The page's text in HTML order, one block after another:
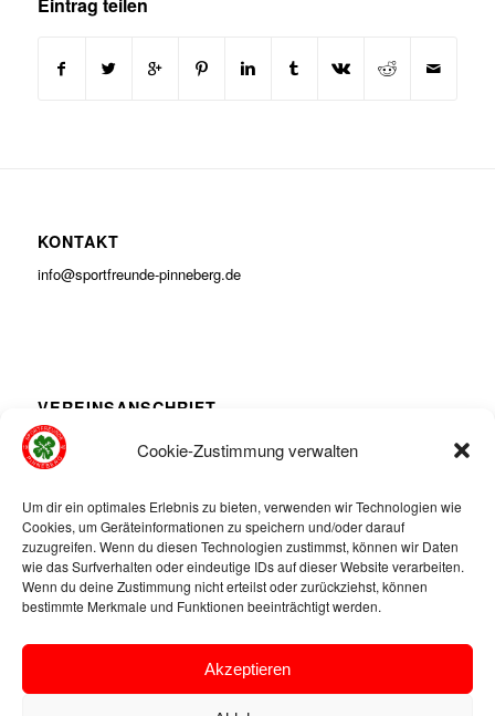
Cookie-Zustimmung verwalten
Um dir ein optimales Erlebnis zu bieten, verwenden wir Technologien wie
Cookies, um Geräteinformationen zu speichern und/oder darauf
zuzugreifen. Wenn du diesen Technologien zustimmst, können wir Daten
wie das Surfverhalten oder eindeutige IDs auf dieser Website verarbeiten.
Wenn du deine Zustimmung nicht erteilst oder zurückziehst, können
bestimmte Merkmale und Funktionen beeinträchtigt werden.
Akzeptieren
Eintrag teilen
KONTAKT
info@sportfreunde-pinneberg.de
VEREINSANSCHRIFT
Müssentwiete 22
25421 Pinneberg
POSTANSCHRIFT